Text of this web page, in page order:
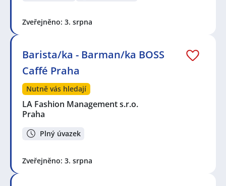
Zveřejněno: 3. srpna
Barista/ka - Barman/ka BOSS
Caffé Praha
Nutně vás hledají
LA Fashion Management s.r.o.
Praha
Plný úvazek
Zveřejněno: 3. srpna